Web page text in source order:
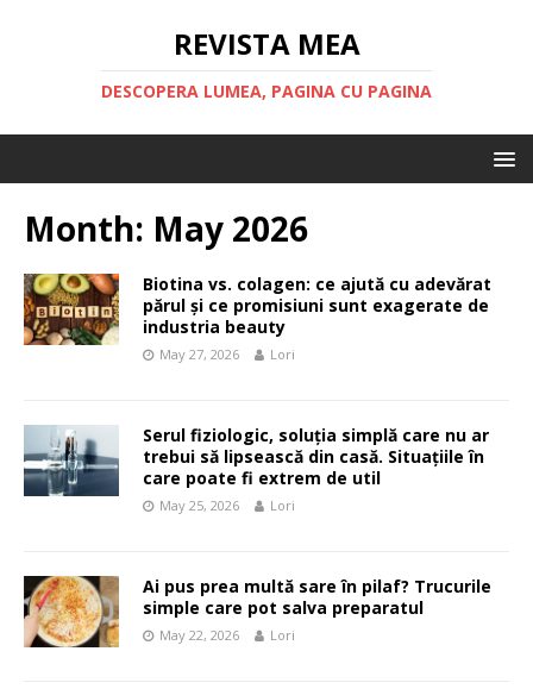
REVISTA MEA
DESCOPERA LUMEA, PAGINA CU PAGINA
Month: May 2026
Biotina vs. colagen: ce ajută cu adevărat
părul și ce promisiuni sunt exagerate de
industria beauty
May 27, 2026 Lori
Serul fiziologic, soluția simplă care nu ar
trebui să lipsească din casă. Situațiile în
care poate fi extrem de util
May 25, 2026 Lori
Ai pus prea multă sare în pilaf? Trucurile
simple care pot salva preparatul
May 22, 2026 Lori